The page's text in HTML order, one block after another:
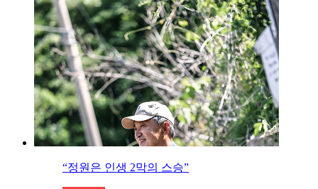
“정원은 인생 2막의 스승”